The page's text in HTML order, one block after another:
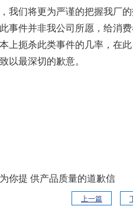
我们将更为严谨的把握我厂
事件并非我公司所愿，给消
上扼杀此类事件的几率，在
以最深切的歉意。
你提 供产品质量的道歉信
上一篇